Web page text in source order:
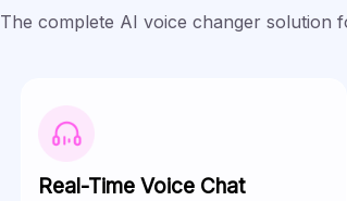
The complete AI voice changer solution
Real-Time Voice Chat